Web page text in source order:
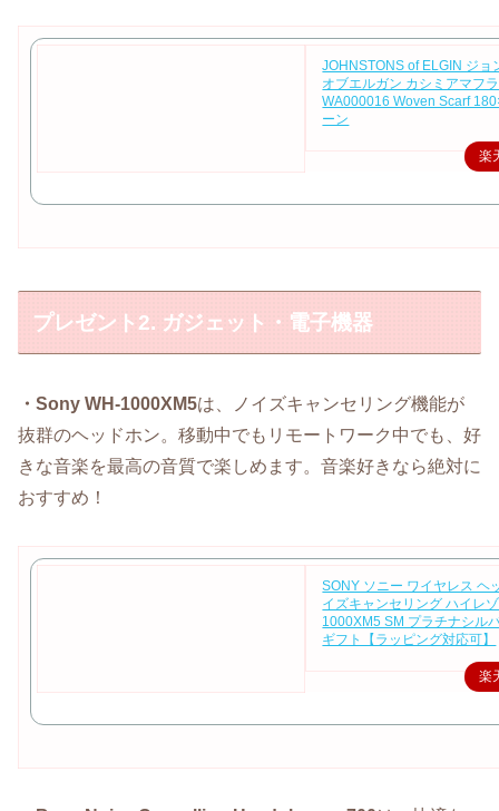
JOHNSTONS of ELGIN ジョ
オブエルガン カシミアマフ
WA000016 Woven Scarf
ーン
楽
プレゼント2. ガジェット・電子機器
・Sony WH-1000XM5は、ノイズキャンセリング機能が
抜群のヘッドホン。移動中でもリモートワーク中でも、好
きな音楽を最高の音質で楽しめます。音楽好きなら絶対に
おすすめ！
SONY ソニー ワイヤレス ヘ
イズキャンセリング ハイレ
1000XM5 SM プラチナシル
ギフト【ラッピング対応可】
楽